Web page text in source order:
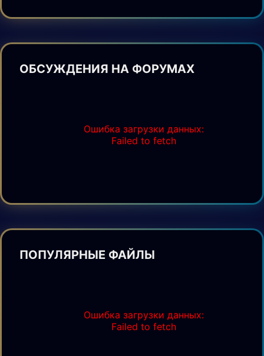
ОБСУЖДЕНИЯ НА ФОРУМАХ
Ошибка загрузки данных:
Failed to fetch
ПОПУЛЯРНЫЕ ФАЙЛЫ
Ошибка загрузки данных:
Failed to fetch